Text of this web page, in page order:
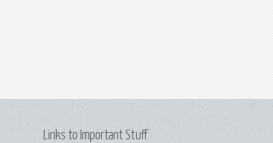
Links to Important Stuff